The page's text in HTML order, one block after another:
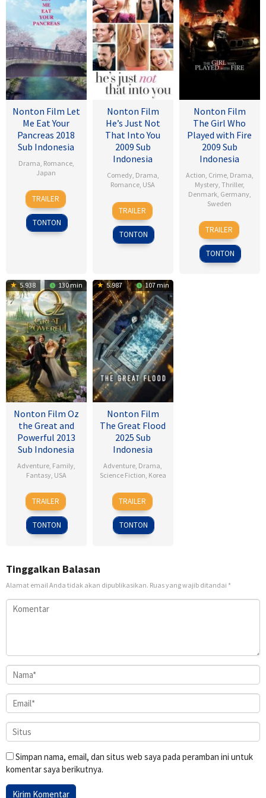
Nonton Film Let
Me Eat Your
Pancreas 2018
Sub Indonesia
Drama, Romance,
Japan
28
Jul
2017
Sho
Tsukikawa
TRAILER
TONTON
Nonton Film
He’s Just Not
That Into You
2009 Sub
Indonesia
Comedy, Drama,
Romance, USA
6
Feb
2009
Ken
Kwapis
TRAILER
TONTON
Nonton Film
The Girl Who
Played with Fire
2009 Sub
Indonesia
Action, Crime, Drama,
Mystery, Thriller,
Denmark, Germany,
Sweden
18
Sep
2009
Daniel
Alfredson
TRAILER
TONTON
5.938 130 min
Nonton Film Oz
the Great and
Powerful 2013
Sub Indonesia
Adventure, Family,
Fantasy, USA
7
Mar
2013
Sam
Raimi
TRAILER
TONTON
5.987 107 min
Nonton Film
The Great Flood
2025 Sub
Indonesia
Adventure, Drama,
Science Fiction, Korea
18
Sep
2025
Kim
Byung-
woo
TRAILER
TONTON
Tinggalkan Balasan
Alamat email Anda tidak akan dipublikasikan. Ruas yang wajib ditandai *
Simpan nama, email, dan situs web saya pada peramban ini untuk
komentar saya berikutnya.